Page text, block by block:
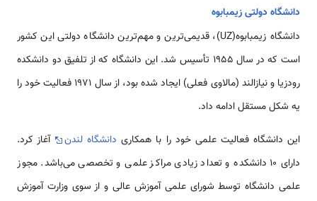
دانشگاه دولتی زیمبابوه
دانشگاه زیمبابوه(UZ)، قدیمی‌ترین و مهم‌ترین دانشگاه دولتی این کشور
است که در سال 1955 تأسیس شد. این دانشگاه که از تلفیق دو دانشکده
رودزیا و نیازالند (مالاوی فعلی) ایجاد شده بود، از سال 1971 فعالیت خود را
یه شکل مستقل ادامه داد.
این دانشگاه فعالیت علمی خود را با همکاری دانشگاه لندن
آغاز کرد.
دارای 10 دانشکده و تعداد زیادی مراکز علمی و تخصصی می‌باشد. مجوز
علمی دانشگاه توسط شورای علمی آموزش عالی و از سوی وزارت آموزش